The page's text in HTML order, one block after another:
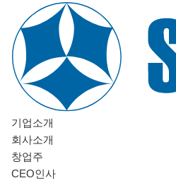
기업소개
회사소개
창업주
CEO인사